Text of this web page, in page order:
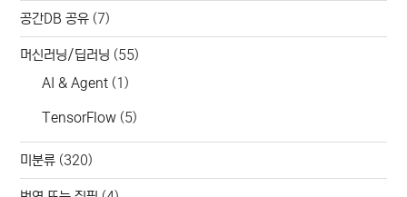
공간DB 공유 (7)
머신러닝/딥러닝 (55)
AI & Agent (1)
TensorFlow (5)
미분류 (320)